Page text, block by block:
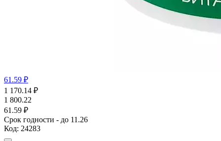
61.59 ₽
1 170.14 ₽
1 800.22
61.59 ₽
Срок годности - до 11.26
Код: 24283